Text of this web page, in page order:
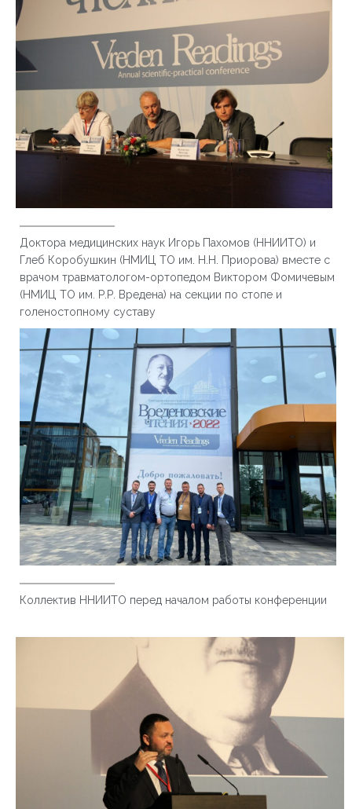
Доктора медицинских наук Игорь Пахомов (ННИИТО) и
Глеб Коробушкин (НМИЦ ТО им. Н.Н. Приорова) вместе с
врачом травматологом-ортопедом Виктором Фомичевым
(НМИЦ ТО им. Р.Р. Вредена) на секции по стопе и
голеностопному суставу
Коллектив ННИИТО перед началом работы конференции